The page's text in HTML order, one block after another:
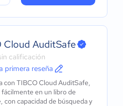
Cloud AuditSafe
calificación
primera reseña
con TIBCO Cloud AuditSafe,
en un libro de
con capacidad de búsqueda y